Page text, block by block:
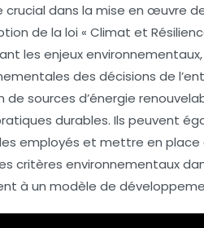
crucial dans la mise en œuvre
de la loi « Climat et
les enjeux
des décisions de
de sources d’énergie
durables. Ils peuvent
employés et mettre en place
critères environnementaux
à un modèle de